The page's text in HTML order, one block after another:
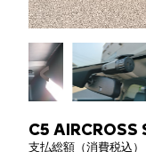
C5 AIRCROSS
支払総額（消費税込）